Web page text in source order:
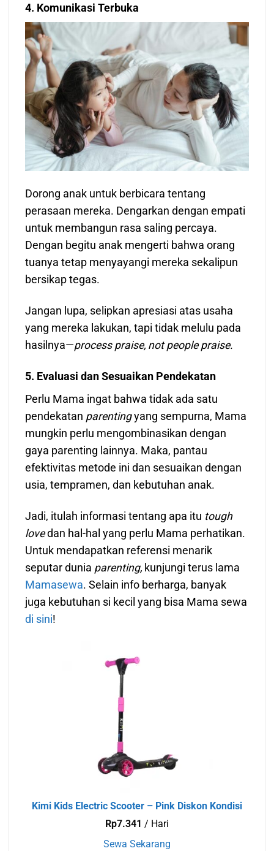
4. Komunikasi Terbuka
Dorong anak untuk berbicara tentang
perasaan mereka. Dengarkan dengan empati
untuk membangun rasa saling percaya.
Dengan begitu anak mengerti bahwa orang
tuanya tetap menyayangi mereka sekalipun
bersikap tegas.
Jangan lupa, selipkan apresiasi atas usaha
yang mereka lakukan, tapi tidak melulu pada
hasilnya—process praise, not people praise.
5. Evaluasi dan Sesuaikan Pendekatan
Perlu Mama ingat bahwa tidak ada satu
pendekatan parentingyang sempurna, Mama
mungkin perlu mengombinasikan dengan
gaya parenting lainnya. Maka, pantau
efektivitas metode ini dan sesuaikan dengan
usia, tempramen, dan kebutuhan anak.
Jadi, itulah informasi tentang apa itu tough
lovedan hal-hal yang perlu Mama perhatikan.
Untuk mendapatkan referensi menarik
seputar dunia parenting, kunjungi terus lama
Mamasewa. Selain info berharga, banyak
juga kebutuhan si kecil yang bisa Mama sewa
di sini!
Kimi Kids Electric Scooter – Pink Diskon Kondisi
Rp7.341 / Hari
Sewa Sekarang